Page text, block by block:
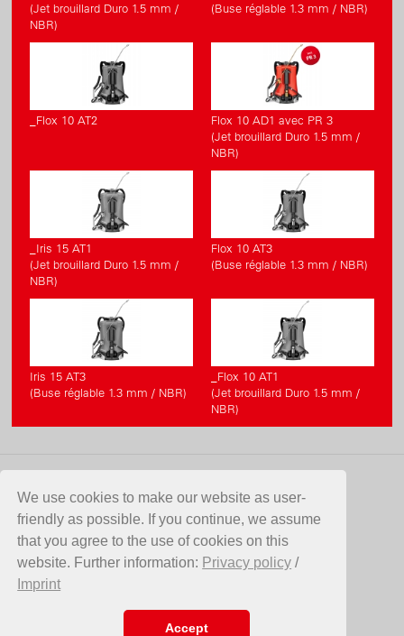
We use cookies to make our website as user-
friendly as possible. If you continue, we assume
that you agree to the use of cookies on this
website. Further information: Privacy policy /
Imprint
Accept
(Jet brouillard Duro 1.5 mm /
NBR)
(Buse réglable 1.3 mm / NBR)
_Flox 10 AT2
Flox 10 AD1 avec PR 3
(Jet brouillard Duro 1.5 mm /
NBR)
_Iris 15 AT1
(Jet brouillard Duro 1.5 mm /
NBR)
Flox 10 AT3
(Buse réglable 1.3 mm / NBR)
Iris 15 AT3
(Buse réglable 1.3 mm / NBR)
_Flox 10 AT1
(Jet brouillard Duro 1.5 mm /
NBR)
CONTACT
Birchmeier Sprühtechnik AG
Im Stetterfeld 1
5608 Stetten
Suisse
info@birchmeier.com